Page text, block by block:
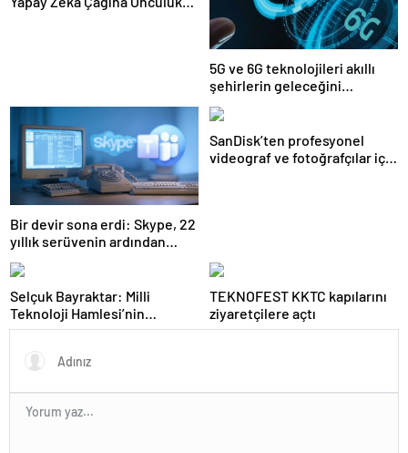
5G ve 6G teknolojileri akıllı
şehirlerin geleceğini
şekillendirecek
Bir devir sona erdi: Skype, 22
yıllık serüvenin ardından
kapatıldı
SanDisk’ten profesyonel
videograf ve fotoğrafçılar için
Selçuk Bayraktar: Milli
Teknoloji Hamlesi’nin
meydanı
TEKNOFEST KKTC kapılarını
ziyaretçilere açtı